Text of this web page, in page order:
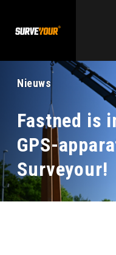
Nieuws
Fastned is
GPS-
Surveyour!